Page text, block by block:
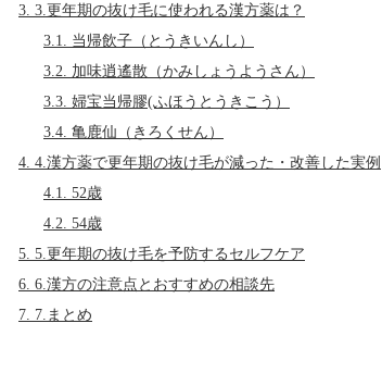
3. 3.更年期の抜け毛に使われる漢方薬は？
3.1. 当帰飲子（とうきいんし）
3.2. 加味逍遙散（かみしょうようさん）
3.3. 婦宝当帰膠(ふほうとうきこう）
3.4. 亀鹿仙（きろくせん）
4. 4.漢方薬で更年期の抜け毛が減った・改善した実例
4.1. 52歳
4.2. 54歳
5. 5.更年期の抜け毛を予防するセルフケア
6. 6.漢方の注意点とおすすめの相談先
7. 7.まとめ